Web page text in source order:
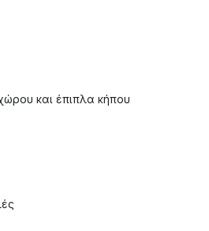
και έπιπλα κήπου